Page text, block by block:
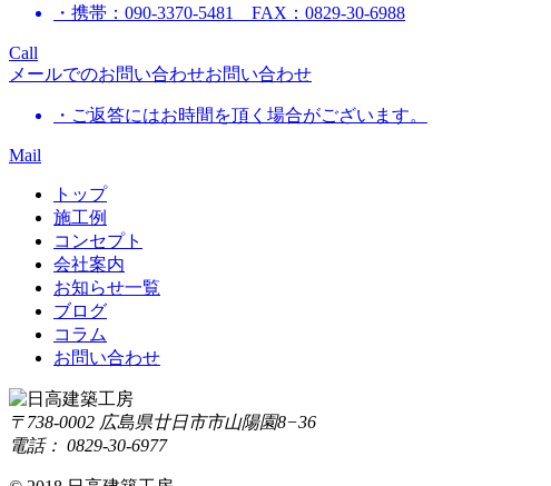
・携帯：090-3370-5481 FAX：0829-30-6988
Call
メールでのお問い合わせお問い合わせ
・ご返答にはお時間を頂く場合がございます。
Mail
トップ
施工例
コンセプト
会社案内
お知らせ一覧
ブログ
コラム
お問い合わせ
〒738-0002 広島県廿日市市山陽園8−36
電話： 0829-30-6977